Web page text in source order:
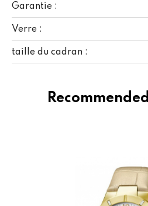
Garantie :
Verre :
taille du cadran :